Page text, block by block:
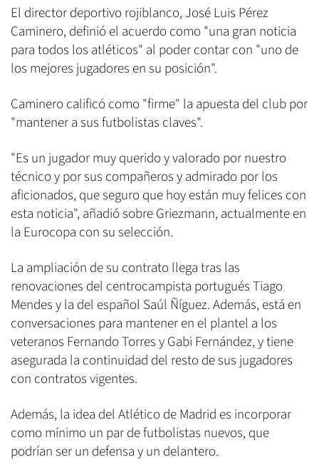
El director deportivo rojiblanco, José Luis Pérez
Caminero, definió el acuerdo como "una gran noticia
para todos los atléticos" al poder contar con "uno de
los mejores jugadores en su posición".
Caminero calificó como "firme" la apuesta del club por
"mantener a sus futbolistas claves".
"Es un jugador muy querido y valorado por nuestro
técnico y por sus compañeros y admirado por los
aficionados, que seguro que hoy están muy felices con
esta noticia", añadió sobre Griezmann, actualmente en
la Eurocopa con su selección.
La ampliación de su contrato llega tras las
renovaciones del centrocampista portugués Tiago
Mendes y la del español Saúl Ñíguez. Además, está en
conversaciones para mantener en el plantel a los
veteranos Fernando Torres y Gabi Fernández, y tiene
asegurada la continuidad del resto de sus jugadores
con contratos vigentes.
Además, la idea del Atlético de Madrid es incorporar
como mínimo un par de futbolistas nuevos, que
podrían ser un defensa y un delantero.